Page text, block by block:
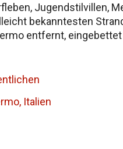
Jugendstilvillen,
bekanntesten
entfernt,
Minuten-Takt. Tipp am
Italien